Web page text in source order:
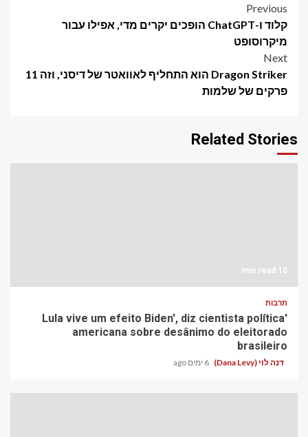
Post
navigation
Previous
קלוד ו-ChatGPT הופכים יקרים מדי, אפילו עבור
מיקרוסופט
Next
Dragon Striker הוא התחליף לאוואטר של דיסני, וזה 11
פרקים של שלמות
Related Stories
10 min read
תרבות
'Lula vive um efeito Biden', diz cientista política
americana sobre desânimo do eleitorado
brasileiro
דנה לוי (Dana Levy) 6 ימים ago